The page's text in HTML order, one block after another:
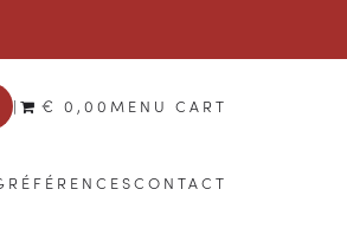
| € 0,00 MENU CART
RÉFÉRENCESCONTACT